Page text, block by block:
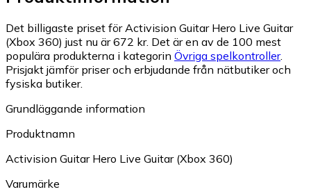
Det billigaste priset för Activision Guitar Hero Live Guitar
(Xbox 360) just nu är 672 kr. Det är en av de 100 mest
populära produkterna i kategorin Övriga spelkontroller.
Prisjakt jämför priser och erbjudande från nätbutiker och
fysiska butiker.
Grundläggande information
Produktnamn
Activision Guitar Hero Live Guitar (Xbox 360)
Varumärke